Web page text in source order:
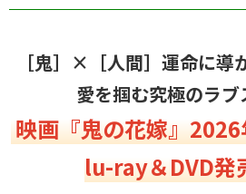
［鬼］×［人間］運命に導
愛を掴む究極のラブ
映画『鬼の花嫁』
lu-ray＆DVD発